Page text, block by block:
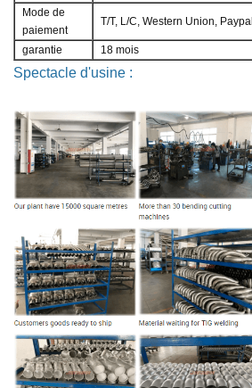
Mode de
paiement
T/T, L/C, Western Union, Paypal
garantie 18 mois
Spectacle d'usine :